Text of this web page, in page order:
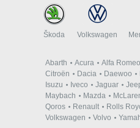
Škoda Volkswagen
Abarth Acura Alfa Romeo
Citroën
Dacia Daewoo
Isuzu
Iveco Jaguar
Maybach
Mazda
Qoros
Renault Rolls
Volkswagen
Volvo